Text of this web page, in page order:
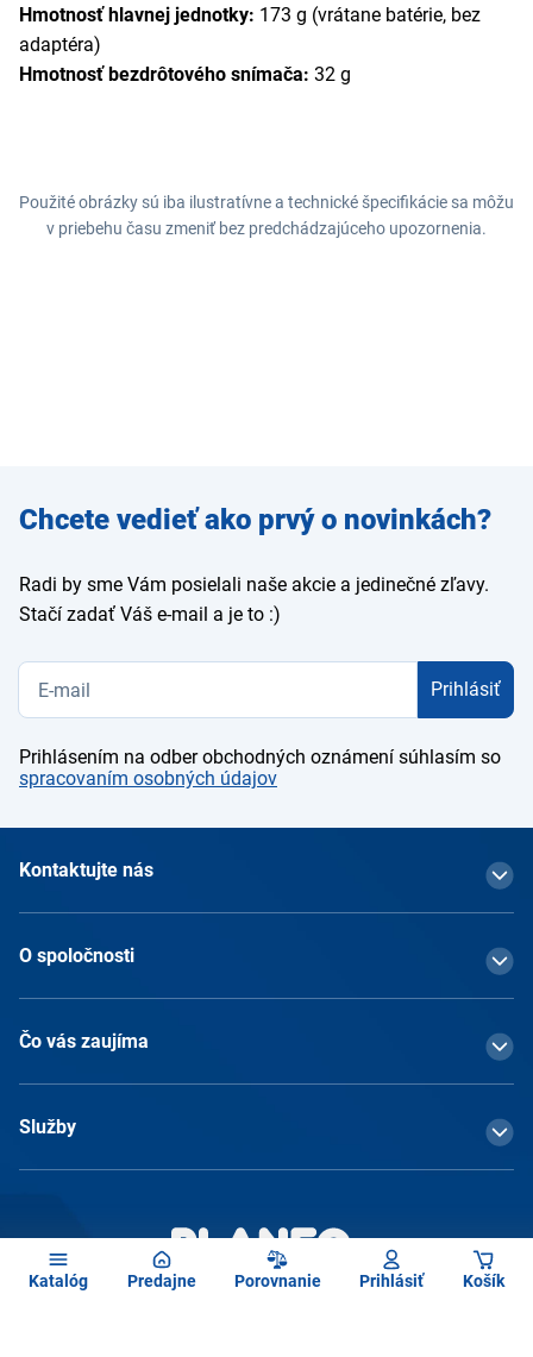
Katalóg Predajne Porovnanie Prihlásiť Košík
Hmotnosť hlavnej jednotky: 173 g (vrátane batérie, bez
adaptéra)
Hmotnosť bezdrôtového snímača: 32 g
Použité obrázky sú iba ilustratívne a technické špecifikácie sa môžu
v priebehu času zmeniť bez predchádzajúceho upozornenia.
Zadajte
e-mail
Chcete vedieť ako prvý o novinkách?
Radi by sme Vám posielali naše akcie a jedinečné zľavy.
Stačí zadať Váš e-mail a je to :)
Prihlásiť
Prihlásením na odber obchodných oznámení súhlasím so
spracovaním osobných údajov
Kontaktujte nás
O spoločnosti
Čo vás zaujíma
Služby